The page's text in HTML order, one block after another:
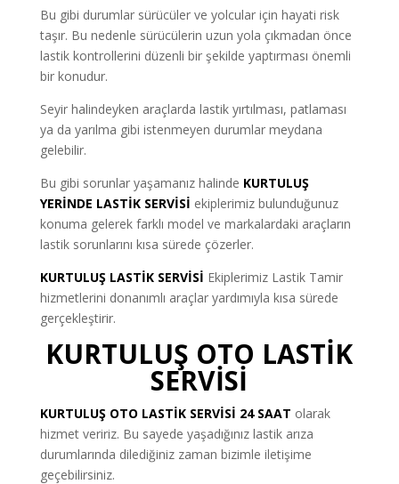
Bu gibi durumlar sürücüler ve yolcular için hayati risk
taşır. Bu nedenle sürücülerin uzun yola çıkmadan önce
lastik kontrollerini düzenli bir şekilde yaptırması önemli
bir konudur.
Seyir halindeyken araçlarda lastik yırtılması, patlaması
ya da yarılma gibi istenmeyen durumlar meydana
gelebilir.
Bu gibi sorunlar yaşamanız halinde KURTULUŞ
YERİNDE LASTİK SERVİSİ ekiplerimiz bulunduğunuz
konuma gelerek farklı model ve markalardaki araçların
lastik sorunlarını kısa sürede çözerler.
KURTULUŞ LASTİK SERVİSİ Ekiplerimiz Lastik Tamir
hizmetlerini donanımlı araçlar yardımıyla kısa sürede
gerçekleştirir.
KURTULUŞ OTO LASTİK
SERVİSİ
KURTULUŞ OTO LASTİK SERVİSİ 24 SAAT olarak
hizmet veririz. Bu sayede yaşadığınız lastik arıza
durumlarında dilediğiniz zaman bizimle iletişime
geçebilirsiniz.